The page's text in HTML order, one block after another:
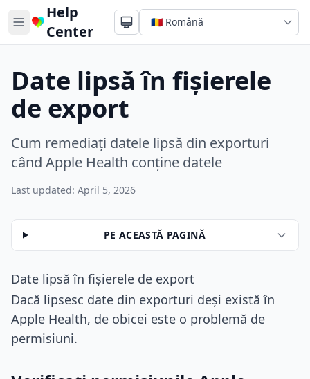
Help
Center
Date lipsă în fișierele
de export
Cum remediați datele lipsă din exporturi
când Apple Health conține datele
Last updated: April 5, 2026
PE ACEASTĂ PAGINĂ
Date lipsă în fișierele de export
Dacă lipsesc date din exporturi deși există în
Apple Health, de obicei este o problemă de
permisiuni.